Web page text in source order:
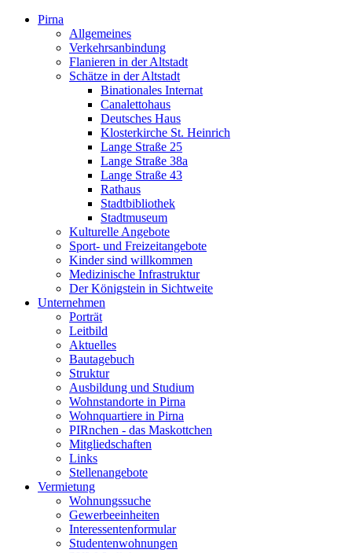
Pirna
Allgemeines
Verkehrsanbindung
Flanieren in der Altstadt
Schätze in der Altstadt
Binationales Internat
Canalettohaus
Deutsches Haus
Klosterkirche St. Heinrich
Lange Straße 25
Lange Straße 38a
Lange Straße 43
Rathaus
Stadtbibliothek
Stadtmuseum
Kulturelle Angebote
Sport- und Freizeitangebote
Kinder sind willkommen
Medizinische Infrastruktur
Der Königstein in Sichtweite
Unternehmen
Porträt
Leitbild
Aktuelles
Bautagebuch
Struktur
Ausbildung und Studium
Wohnstandorte in Pirna
Wohnquartiere in Pirna
PIRnchen - das Maskottchen
Mitgliedschaften
Links
Stellenangebote
Vermietung
Wohnungssuche
Gewerbeeinheiten
Interessentenformular
Studentenwohnungen